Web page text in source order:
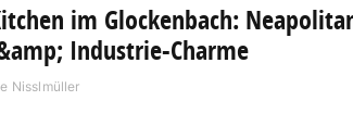
im Glockenbach:
Industrie-Charme
Nisslmüller